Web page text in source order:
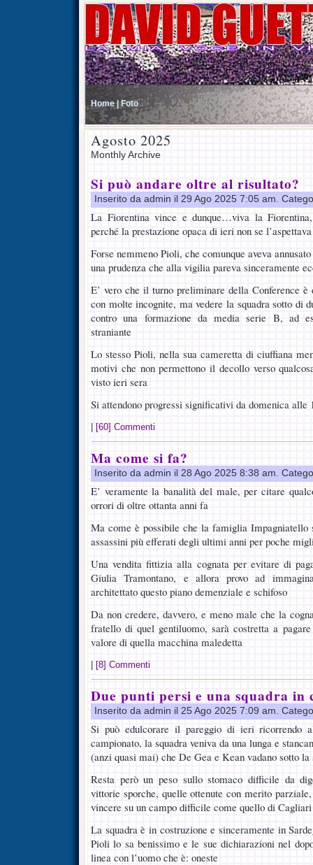
Home | Foto
Agosto 2025
Monthly Archive
Si può andare oltre al risultato?
Inserito da admin il 29 Ago 2025 7:05 am.
La Fiorentina vince e dunque…viva la
perché la prestazione opaca di ieri non se
Forse nemmeno Pioli, che comunque aveva
una prudenza che alla vigilia pareva sinceramente
E’ vero che il turno preliminare della Conference è
con molte incognite, ma vedere la squadra sotto di
contro una formazione da media serie B, ad
straniante
Lo stesso Pioli, nella sua cameretta di ciuffiana
motivi che non permettono il decollo verso
visto ieri sera
Si attendono progressi significativi da domenica alle
[60] Commenti
Ma come si fa?
Inserito da admin il 28 Ago 2025 8:38 am.
E’ veramente la banalità del male, per citare
orrori di oltre ottanta anni fa
Ma come è possibile che la famiglia
assassini più efferati degli ultimi anni per poche
Una vendita fittizia alla cognata per evitare di
Giulia Tramontano, e allora provo ad
architettato questo piano demenziale e schifoso
Da non credere, davvero, e meno male che la
fratello di quel gentiluomo, sarà costretta a
valore di quella macchina maledetta
[8] Commenti
Due punti persi e una squadra in
Inserito da admin il 25 Ago 2025 7:09 am.
Si può edulcorare il pareggio di ieri ricorrendo
campionato, la squadra veniva da una lunga e
(anzi quasi mai) che De Gea e Kean vadano sotto
Resta però un peso sullo stomaco difficile da
vittorie sporche, quelle ottenute con merito
vincere su un campo difficile come quello di
La squadra è in costruzione e sinceramente in
Pioli lo sa benissimo e le sue dichiarazioni nel
linea con l’uomo che è: oneste